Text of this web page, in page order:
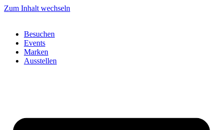
Zum Inhalt wechseln
Besuchen
Events
Marken
Ausstellen